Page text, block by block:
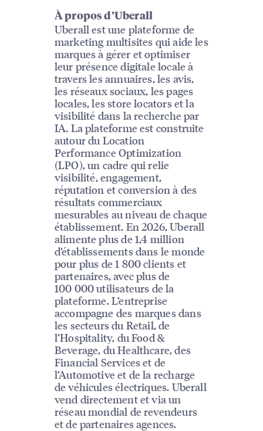
À propos d’Uberall
Uberall est une plateforme de
marketing multisites qui aide les
marques à gérer et optimiser
leur présence digitale locale à
travers les annuaires, les avis,
les réseaux sociaux, les pages
locales, les store locators et la
visibilité dans la recherche par
IA. La plateforme est construite
autour du Location
Performance Optimization
(LPO), un cadre qui relie
visibilité, engagement,
réputation et conversion à des
résultats commerciaux
mesurables au niveau de chaque
établissement. En 2026, Uberall
alimente plus de 1,4 million
d’établissements dans le monde
pour plus de 1 800 clients et
partenaires, avec plus de
100 000 utilisateurs de la
plateforme. L’entreprise
accompagne des marques dans
les secteurs du Retail, de
l’Hospitality, du Food &
Beverage, du Healthcare, des
Financial Services et de
l’Automotive et de la recharge
de véhicules électriques. Uberall
vend directement et via un
réseau mondial de revendeurs
et de partenaires agences.